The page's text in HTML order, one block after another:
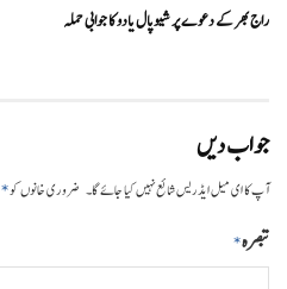
راج بھر کے دعوے پر شیوپال یادو کا جوابی حملہ
جواب دیں
آپ کا ای میل ایڈریس شائع نہیں کیا جائے گا۔ ضروری خانوں کو*
تبصرہ*